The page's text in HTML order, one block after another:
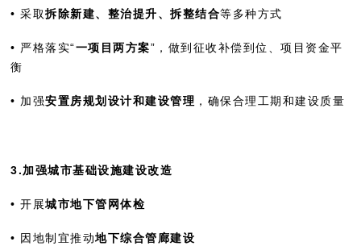
• 采取拆除新建、整治提升、拆整结合等多种方式
• 严格落实“一项目两方案”，做到征收补偿到位、项目资金平
衡
• 加强安置房规划设计和建设管理 ，确保合理工期和建设质量
3.加强城市基础设施建设改造
• 开展城市地下管网体检
• 因地制宜推动地下综合管廊建设